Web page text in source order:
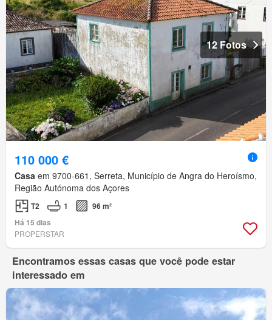
12 Fotos
110 000 €
Casa em 9700-661, Serreta, Município de Angra do Heroísmo,
Região Autónoma dos Açores
T2 1
96 m²
Há 15 dias
PROPERSTAR
Encontramos essas casas que você pode estar
interessado em